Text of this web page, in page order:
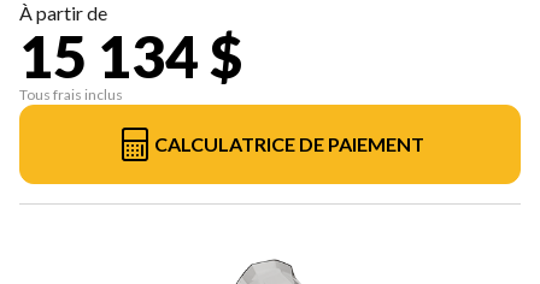
À partir de
15 134 $
Tous frais inclus
CALCULATRICE DE PAIEMENT